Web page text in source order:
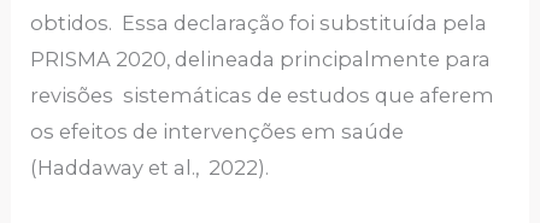
obtidos. Essa declaração foi substituída pela
PRISMA 2020, delineada principalmente para
revisões sistemáticas de estudos que aferem
os efeitos de intervenções em saúde
(Haddaway et al., 2022).